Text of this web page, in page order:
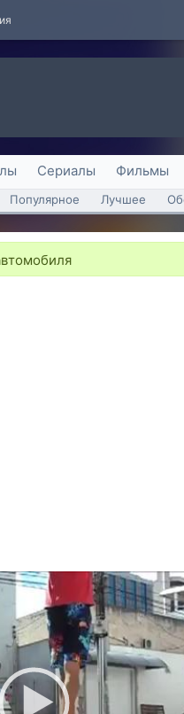
Сериалы Фильмы
Популярное Лучшее